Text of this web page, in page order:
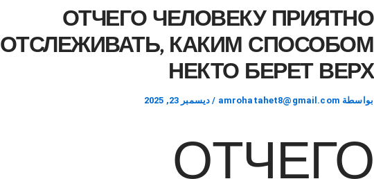
ОТЧЕГО ЧЕЛОВЕКУ ПРИЯТНО
ОТСЛЕЖИВАТЬ, КАКИМ СПОСОБОМ
НЕКТО БЕРЕТ ВЕРХ
بواسطة amrohatahet8@gmail.com
/ ديسمبر 23, 2025
ОТЧЕГО